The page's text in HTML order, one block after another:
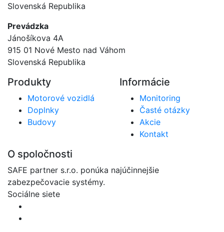
Slovenská Republika
Prevádzka
Jánošíkova 4A
915 01 Nové Mesto nad Váhom
Slovenská Republika
Produkty
Motorové vozidlá
Doplnky
Budovy
Informácie
Monitoring
Časté otázky
Akcie
Kontakt
O spoločnosti
SAFE partner s.r.o. ponúka najúčinnejšie
zabezpečovacie systémy.
Sociálne siete